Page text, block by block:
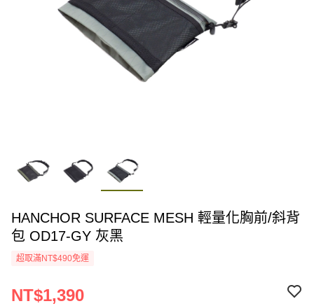
HANCHOR SURFACE MESH 輕量化胸前/斜背
包 OD17-GY 灰黑
超取滿NT$490免運
NT$1,390